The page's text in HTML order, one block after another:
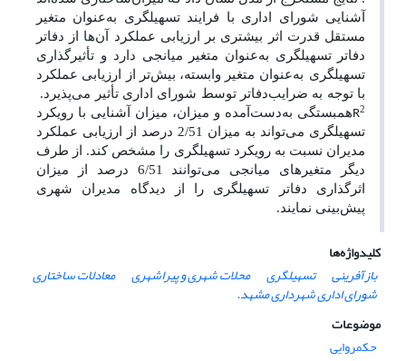
آشنایی شورای اداری با فرایند تسهیلگری به‌عنوان متغیر
مستقل قدرت اثر بیشتری بر ارزیابی عملکرد آن‌ها از دفاتر
تسهیلگری به‌عنوان متغیر میانجی دارد و تأثیرگذاری
دفاتر
تسهیلگری به‌عنوان متغیر وابسته، بیش‌تر از ارزیابی عملکرد
دفاتر توسط شورای اداری تأثیر می‌پذیرد.با توجه به ضرایب
همبستگی به‌دست‌آمده و میزانR2
، میزان آشنایی با رویکرد
تسهیلگری می‌تواند به میزان 2/51 درصد از ارزیابی عملکرد
مدیران نسبت به رویکرد تسهیلگری را مشخص ‌کند. از طرف
دیگر متغیرهای میانجی می‌توانند 6/51 درصد از میزان
اثرگذاری دفاتر تسهیلگری را از دیدگاه مدیران شهری
پیش‌بینی نمایند.
کلیدواژه‌ها
بازآفرینی
تسهیلگری محلات شهری و پیراشهری معادلات ساختاری
شورای اداری شهرداری مشهد.
موضوعات
حکمروایی